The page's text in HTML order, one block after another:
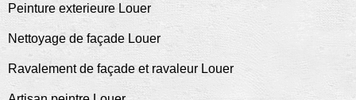
Peinture exterieure Louer
Nettoyage de façade Louer
Ravalement de façade et ravaleur Louer